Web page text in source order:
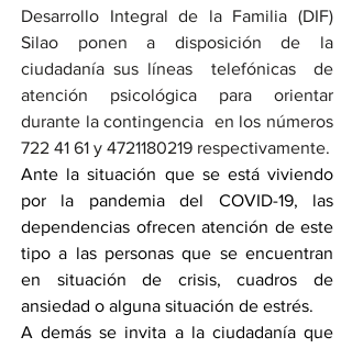
Desarrollo Integral de la Familia (DIF)
Silao ponen a disposición de la
ciudadanía sus líneas  telefónicas  de
atención psicológica para orientar
durante la contingencia  en los números
722 41 61 y 4721180219 respectivamente.
Ante la situación que se está viviendo
por la pandemia del COVID-19, las
dependencias ofrecen atención de este
tipo a las personas que se encuentran
en situación de crisis, cuadros de
ansiedad o alguna situación de estrés.
A demás se invita a la ciudadanía que